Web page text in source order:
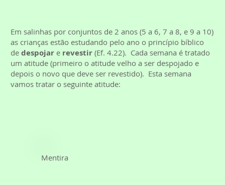
Em salinhas por conjuntos de 2 anos (5 a 6, 7 a 8, e 9 a 10)
as crianças estão estudando pelo ano o princípio bíblico
dedespojar e revestir (Ef. 4.22). Cada semana é tratado
um atitude (primeiro o atitude velho a ser despojado e
depois o novo que deve ser revestido). Esta semana
vamos tratar o seguinte atitude:
Mentira